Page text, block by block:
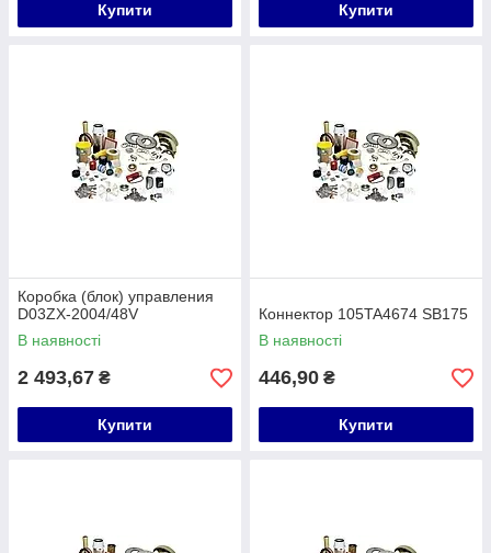
Купити Купити
Коробка (блок) управления
D03ZX-2004/48V
В наявності
2 493,67 ₴
Купити
Коннектор 105TA4674 SB175
В наявності
446,90 ₴
Купити